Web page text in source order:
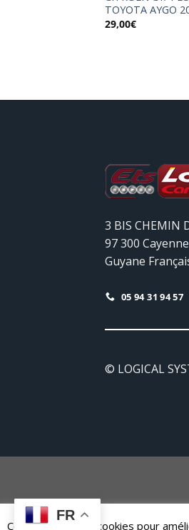
TOYOTA AYGO
29,00€
3 BIS CHEMIN
97 300 Cayenne
Guyane
05 94 31 94 57
© LOGICAL
Ce site utilise des cookies pour
FR